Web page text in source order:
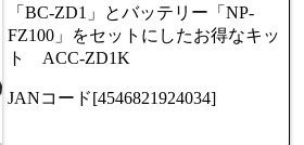
「BC-ZD1」とバッテリー「NP-
FZ100」をセットにしたお得なキッ
ト ACC-ZD1K
JANコード[4546821924034]